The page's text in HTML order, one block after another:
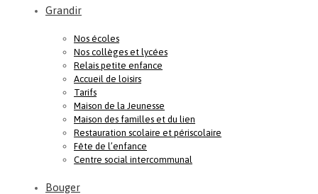
Grandir
Nos écoles
Nos collèges et lycées
Relais petite enfance
Accueil de loisirs
Tarifs
Maison de la Jeunesse
Maison des familles et du lien
Restauration scolaire et périscolaire
Fête de l’enfance
Centre social intercommunal
Bouger